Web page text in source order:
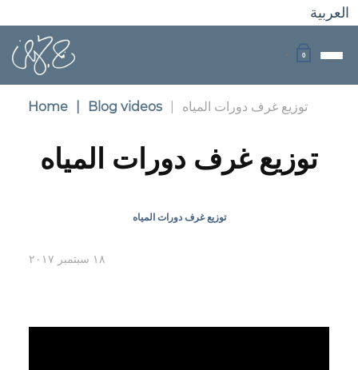
العربية
0
Home Blog videos توزيع غرف دورات المياه
توزيع غرف دورات المياه
توزيع غرف دورات المياه
١٨ سبتمبر ٢٠١٧